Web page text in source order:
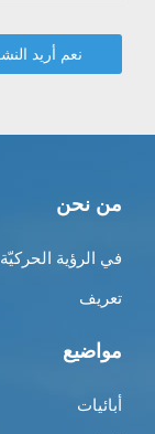
من نحن
في الرؤية الحركيّة
تعريف
مواضيع
أبائيات